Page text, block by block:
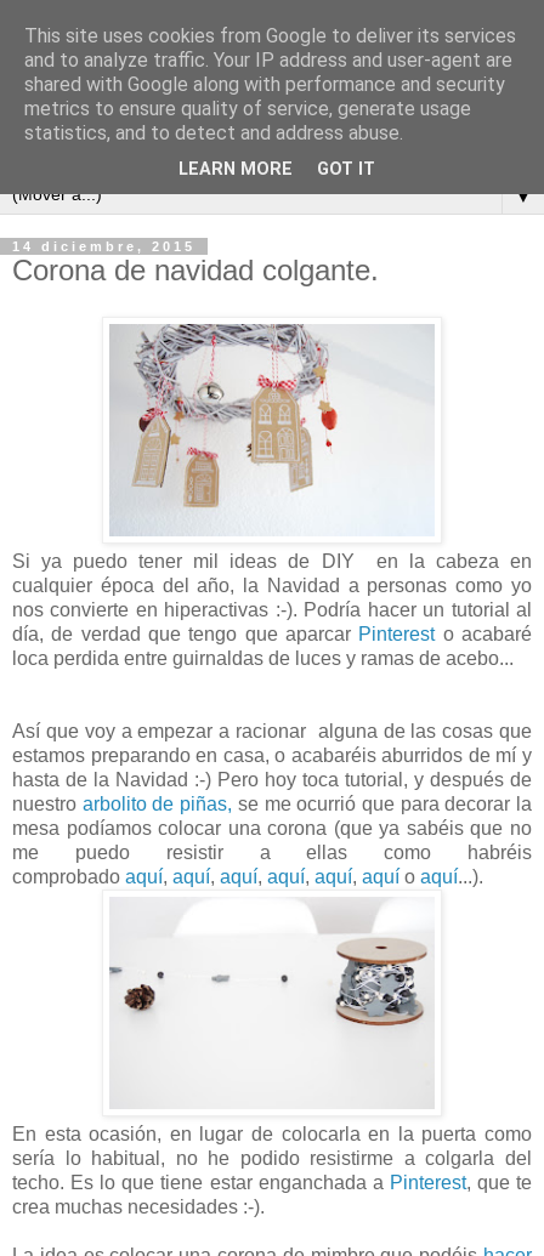
▼
14 diciembre, 2015
Corona de navidad colgante.
Si ya puedo tener mil ideas de DIY en la cabeza en
cualquier época del año, la Navidad a personas como yo
nos convierte en hiperactivas :-). Podría hacer un tutorial al
día, de verdad que tengo que aparcar Pinteresto acabaré
loca perdida entre guirnaldas de luces y ramas de acebo...
Así que voy a empezar a racionar alguna de las cosas que
estamos preparando en casa, o acabaréis aburridos de mí y
hasta de la Navidad :-) Pero hoy toca tutorial, y después de
nuestro arbolito de piñas, se me ocurrió que para decorar la
mesa podíamos colocar una corona (que ya sabéis que no
me puedo resistir a ellas como habréis
comprobado aquí, aquí, aquí, aquí, aquí, aquí o aquí...).
En esta ocasión, en lugar de colocarla en la puerta como
sería lo habitual, no he podido resistirme a colgarla del
techo. Es lo que tiene estar enganchada a Pinterest, que te
crea muchas necesidades :-).
This site uses cookies from Google to deliver its services
and to analyze traffic. Your IP address and user-agent are
shared with Google along with performance and security
metrics to ensure quality of service, generate usage
statistics, and to detect and address abuse.
LEARN MORE GOT IT